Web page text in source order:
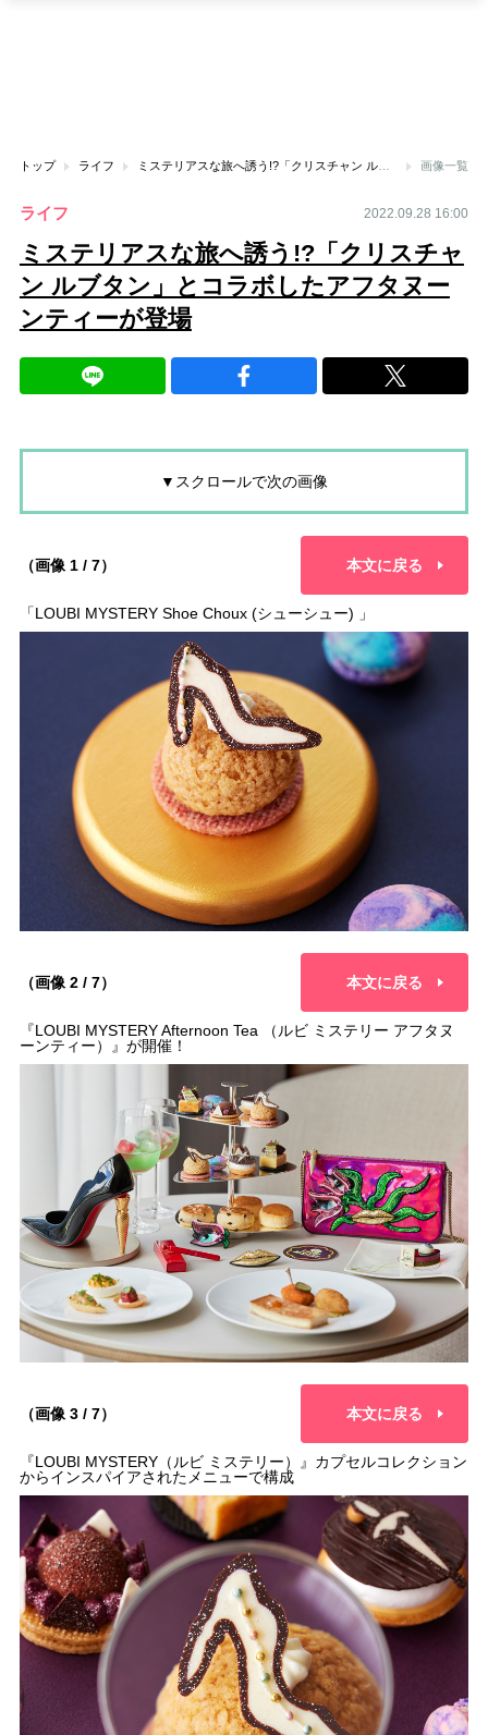
トップ ライフ ミステリアスな旅へ誘う!?「クリスチャン ルブタン」とコラボしたアフタヌーンティーが登場 画像一覧
ライフ 2022.09.28 16:00
ミステリアスな旅へ誘う!?「クリスチャ
ン ルブタン」とコラボしたアフタヌー
ンティーが登場
▼スクロールで次の画像
（画像 1 / 7） 本文に戻る
「LOUBI MYSTERY Shoe Choux (シューシュー) 」
（画像 2 / 7） 本文に戻る
『LOUBI MYSTERY Afternoon Tea （ルビ ミステリー アフタヌ
ーンティー）』が開催！
（画像 3 / 7） 本文に戻る
『LOUBI MYSTERY（ルビ ミステリー）』カプセルコレクション
からインスパイアされたメニューで構成